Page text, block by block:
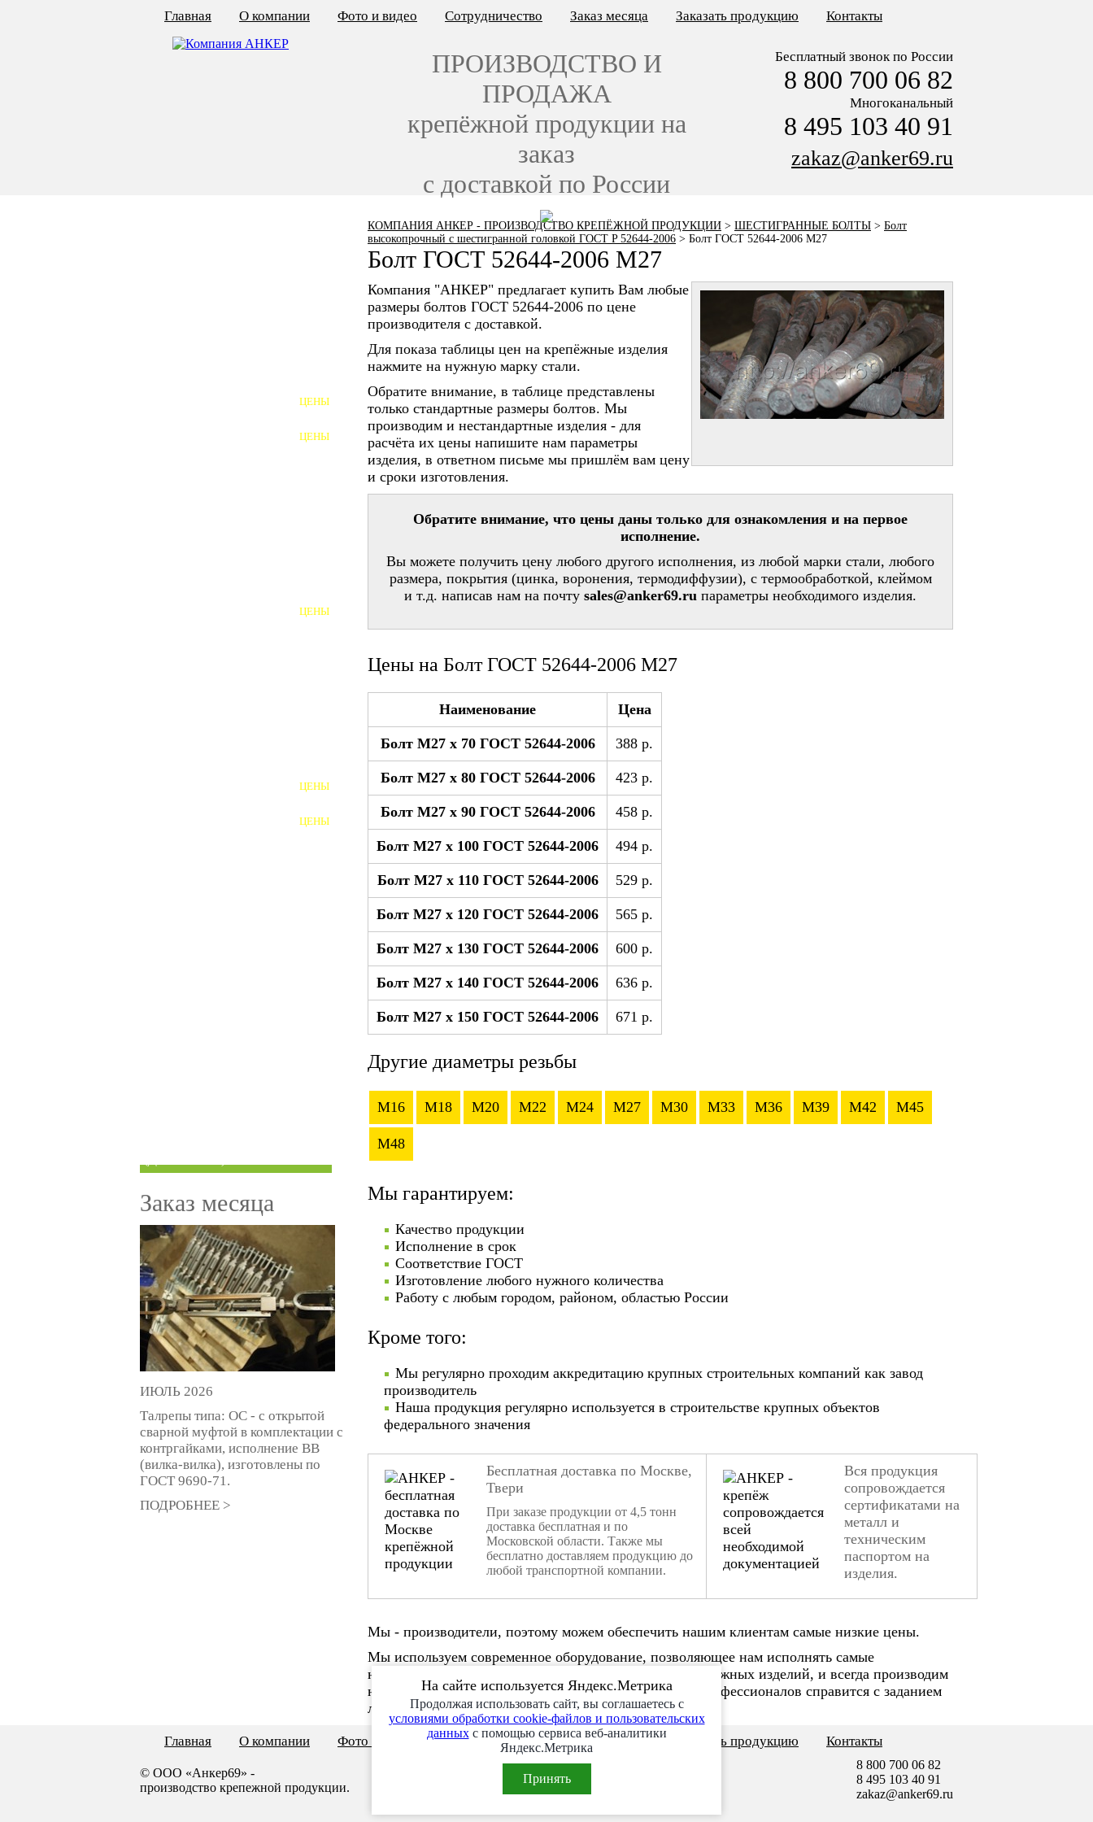
КОМПАНИЯ АНКЕР - ПРОИЗВОДСТВО КРЕПЁЖНОЙ ПРОДУКЦИИ > ШЕСТИГРАННЫЕ БОЛТЫ > Болт
высокопрочный с шестигранной головкой ГОСТ P 52644-2006 > Болт ГОСТ 52644-2006 M27
Болт ГОСТ 52644-2006 M27
Компания "АНКЕР" предлагает купить Вам любые
размеры болтов ГОСТ 52644-2006 по цене
производителя с доставкой.
Для показа таблицы цен на крепёжные изделия
нажмите на нужную марку стали.
Обратите внимание, в таблице представлены
только стандартные размеры болтов. Мы
производим и нестандартные изделия - для
расчёта их цены напишите нам параметры
изделия, в ответном письме мы пришлём вам цену
и сроки изготовления.
Обратите внимание, что цены даны только для ознакомления и на первое
исполнение.
Вы можете получить цену любого другого исполнения, из любой марки стали, любого
размера, покрытия (цинка, воронения, термодиффузии), с термообработкой, клеймом
и т.д. написав нам на почту sales@anker69.ru параметры необходимого изделия.
Цены на Болт ГОСТ 52644-2006 М27
Наименование Цена
Болт М27 x 70 ГОСТ 52644-2006 388 р.
Болт М27 x 80 ГОСТ 52644-2006 423 р.
Болт М27 x 90 ГОСТ 52644-2006 458 р.
Болт М27 x 100 ГОСТ 52644-2006 494 р.
Болт М27 x 110 ГОСТ 52644-2006 529 р.
Болт М27 x 120 ГОСТ 52644-2006 565 р.
Болт М27 x 130 ГОСТ 52644-2006 600 р.
Болт М27 x 140 ГОСТ 52644-2006 636 р.
Болт М27 x 150 ГОСТ 52644-2006 671 р.
Другие диаметры резьбы
M16 M18 M20 M22 M24 M27 M30 M33 M36 M39 M42 M45
M48
Мы гарантируем:
Качество продукции
Исполнение в срок
Соответствие ГОСТ
Изготовление любого нужного количества
Работу с любым городом, районом, областью России
Кроме того:
Мы регулярно проходим аккредитацию крупных строительных компаний как завод
производитель
Наша продукция регулярно используется в строительстве крупных объектов
федерального значения
Бесплатная доставка по Москве,
Твери
При заказе продукции от 4,5 тонн
доставка бесплатная и по
Московской области. Также мы
бесплатно доставляем продукцию до
любой транспортной компании.
Вся продукция
сопровождается
сертификатами на
металл и
техническим
паспортом на
изделия.
Мы - производители, поэтому можем обеспечить нашим клиентам самые низкие цены.
Мы используем современное оборудование, позволяющее нам исполнять самые
нестандартные заказы. Мы не боимся изготовления сложных изделий, и всегда производим
нужное количество в нужные сроки. Наша команда профессионалов справится с заданием
любой сложности!
ЦЕНЫ
ЦЕНЫ
ШАЙБЫ ФУНДАМЕНТНЫЕ
ЦЕНЫ
ЦЕНЫ
ЦЕНЫ
Заказ месяца
ИЮЛЬ 2026
Талрепы типа: ОС - с открытой
сварной муфтой в комплектации с
контргайками, исполнение ВВ
(вилка-вилка), изготовлены по
ГОСТ 9690-71.
ПОДРОБНЕЕ >
Главная О компании Фото и видео Сотрудничество Заказ месяца Заказать продукцию Контакты
ПРОИЗВОДСТВО И
ПРОДАЖА
крепёжной продукции на
заказ
с доставкой по России
Бесплатный звонок по России
8 800 700 06 82
Многоканальный
8 495 103 40 91
zakaz@anker69.ru
Главная О компании Фото и видео Сотрудничество Заказ месяца Заказать продукцию Контакты
© ООО «Анкер69» -
производство крепежной продукции.
8 800 700 06 82
8 495 103 40 91
zakaz@anker69.ru
На сайте используется Яндекс.Метрика
Продолжая использовать сайт, вы соглашаетесь с
условиями обработки cookie-файлов и пользовательских
данныхс помощью сервиса веб-аналитики
Яндекс.Метрика
Принять